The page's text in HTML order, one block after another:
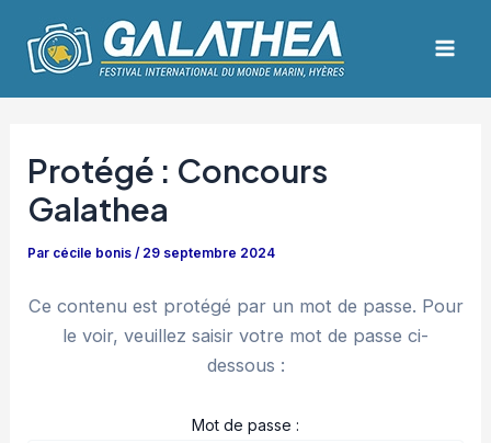
contenu
Protégé : Concours
Galathea
Par cécile bonis/ 29 septembre 2024
Ce contenu est protégé par un mot de passe. Pour
le voir, veuillez saisir votre mot de passe ci-
dessous :
Mot de passe :
des
articles